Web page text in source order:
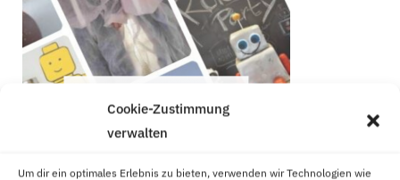
Cookie-Zustimmung
verwalten
Um dir ein optimales Erlebnis zu bieten, verwenden wir Technologien wie